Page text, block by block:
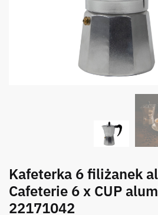
Kafeterka 6 filiżanek
Cafeterie 6 x CUP
22171042